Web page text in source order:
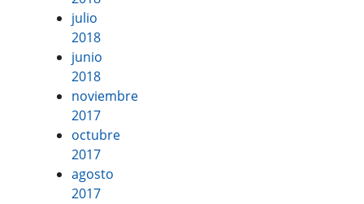
julio
2018
junio
2018
noviembre
2017
octubre
2017
agosto
2017